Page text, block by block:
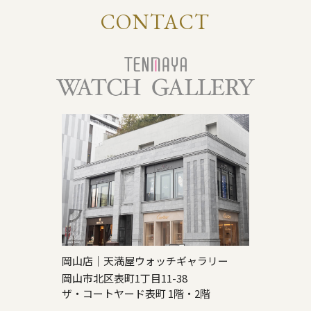
CONTACT
岡山店｜天満屋ウォッチギャラリー
岡山市北区表町1丁目11-38
ザ・コートヤード表町 1階・2階